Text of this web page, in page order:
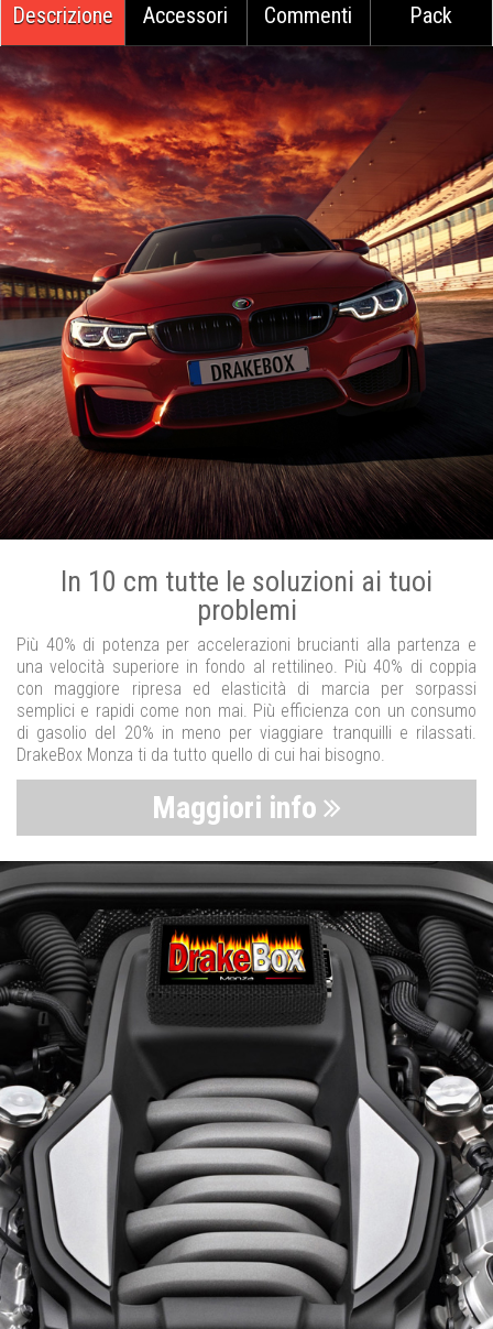
Descrizione Accessori Commenti Pack
In 10 cm tutte le soluzioni ai tuoi
problemi
Più 40% di potenza per accelerazioni brucianti alla partenza e
una velocità superiore in fondo al rettilineo. Più 40% di coppia
con maggiore ripresa ed elasticità di marcia per sorpassi
semplici e rapidi come non mai. Più efficienza con un consumo
di gasolio del 20% in meno per viaggiare tranquilli e rilassati.
DrakeBox Monza ti da tutto quello di cui hai bisogno.
Maggiori info